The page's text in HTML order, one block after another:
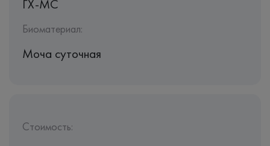
ГХ-МС
Биоматериал:
Моча суточная
Стоимость: